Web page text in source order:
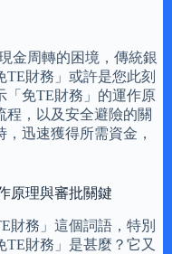
金周轉的困境，傳統銀
財務」或許是您此刻
「免TE財務」的運作原
程，以及安全避險的關
迅速獲得所需資金，
原理與審批關鍵
財務」這個詞語，特別
財務」是甚麼？它又